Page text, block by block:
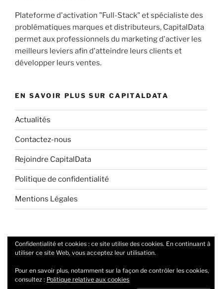
Plateforme d'activation "Full-Stack" et spécialiste des
problématiques marques et distributeurs, CapitalData
permet aux professionnels du marketing d'activer les
meilleurs leviers afin d'atteindre leurs clients et
développer leurs ventes.
EN SAVOIR PLUS SUR CAPITALDATA
Actualités
Contactez-nous
Rejoindre CapitalData
Politique de confidentialité
Mentions Légales
Twitter Linkedin
Politique de confidentialité Fièrement propulsé par
Confidentialité et cookies : ce site utilise des cookies. En continuant à
utiliser ce site Web, vous acceptez leur utilisation.
Pour en savoir plus, notamment sur la façon de contrôler les cookies,
consultez : Politique relative aux cookies